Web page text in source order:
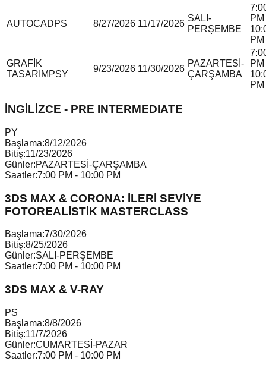
AUTOCADPS 8/27/2026 11/17/2026
SALI-
PERŞEMBE
PM
PM
GRAFİK
TASARIM PSY
9/23/2026 11/30/2026
PAZARTESİ-
ÇARŞAMBA
PM
PM
İNGİLİZCE - PRE INTERMEDIATE
PY
Başlama:8/12/2026
Bitiş:11/23/2026
Günler:PAZARTESİ-ÇARŞAMBA
Saatler:7:00 PM - 10:00 PM
3DS MAX & CORONA: İLERİ SEVİYE
FOTOREALİSTİK MASTERCLASS
Başlama:7/30/2026
Bitiş:8/25/2026
Günler:SALI-PERŞEMBE
Saatler:7:00 PM - 10:00 PM
3DS MAX & V-RAY
PS
Başlama:8/8/2026
Bitiş:11/7/2026
Günler:CUMARTESİ-PAZAR
Saatler:7:00 PM - 10:00 PM